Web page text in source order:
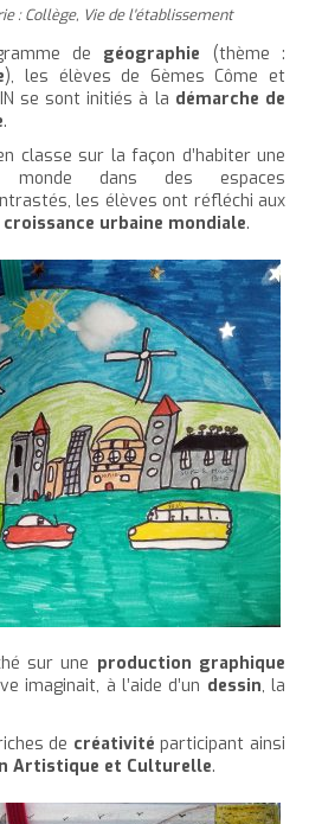
:Collège, Vie de l'établissement
de géographie (thème :
), les élèves de 6èmes Côme et
se sont initiés à la démarche de
.
classe sur la façon d’habiter une
dans des espaces
les élèves ont réfléchi aux
croissance urbaine mondiale.
sur une production graphique
imaginait, à l’aide d’un dessin, la
de créativité participant ainsi
Artistique et Culturelle.